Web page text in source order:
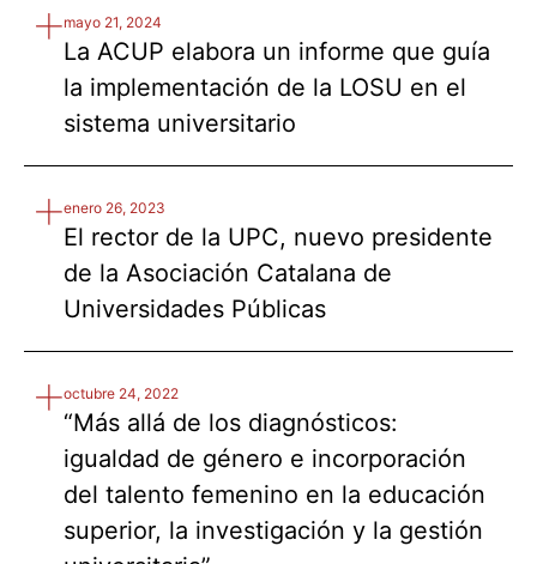
mayo 21, 2024
La ACUP elabora un informe que guía
la implementación de la LOSU en el
sistema universitario
enero 26, 2023
El rector de la UPC, nuevo presidente
de la Asociación Catalana de
Universidades Públicas
octubre 24, 2022
“Más allá de los diagnósticos:
igualdad de género e incorporación
del talento femenino en la educación
superior, la investigación y la gestión